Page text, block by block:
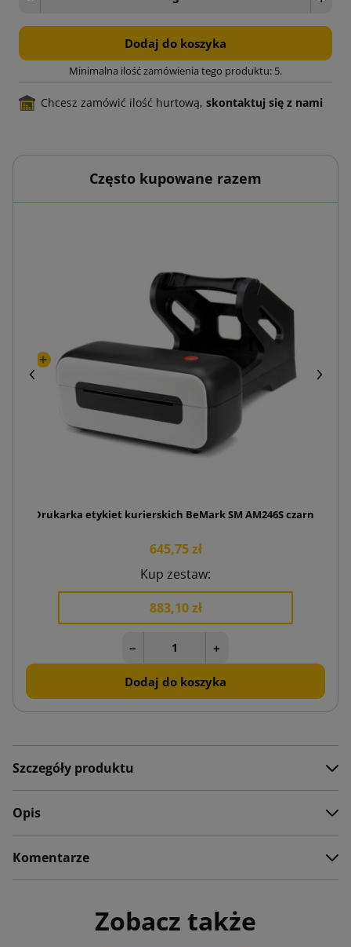
Dodaj do koszyka
Minimalna ilość zamówienia tego produktu: 5.
Chcesz zamówić ilość hurtową, skontaktuj się z nami
Często kupowane razem
Drukarka etykiet kurierskich BeMark SM AM246S czarna
645,75 zł
Kup zestaw:
883,10 zł
− +
Dodaj do koszyka
Szczegóły produktu
Opis
Komentarze
Zobacz także